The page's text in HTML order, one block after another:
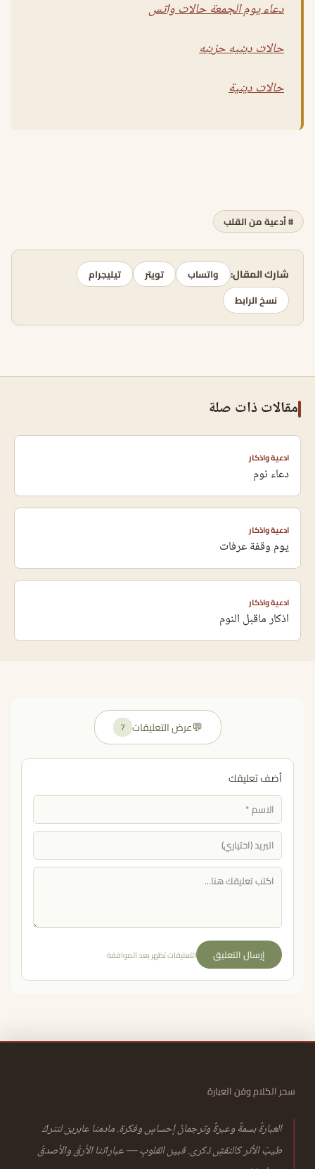
دعاء يوم الجمعة حالات واتس
حالات دينيه حزينه
حالات دينية
# أدعية من القلب
شارك المقال: واتساب تويتر
تيليجرام
نسخ الرابط
مقالات ذات صلة
ادعية واذكار
دعاء نوم
ادعية واذكار
يوم وقفة عرفات
ادعية واذكار
اذكار ماقبل النوم
💬عرض التعليقات 7
أضف تعليقك
إرسال التعليق التعليقات تظهر بعد الموافقة
سحر الكلام وفن العبارة
العبارةُ بسمةٌ وعبرةٌ وترجمانُ إحساسٍ وفكرة. مادمنا عابرين لنتركَ
طيبَ الأثر كالنقشِ ذكرى. فبين القلوبِ — عباراتنا الأرقّ والأصدقُ